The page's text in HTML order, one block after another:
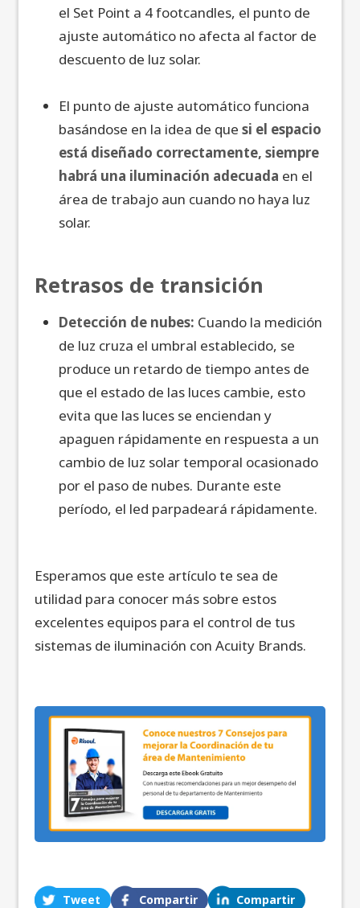
el Set Point a 4 footcandles, el punto de
ajuste automático no afecta al factor de
descuento de luz solar.
El punto de ajuste automático funciona
basándose en la idea de quesi el espacio
está diseñado correctamente, siempre
habrá una iluminación adecuada en el
área de trabajo aun cuando no haya luz
solar.
Retrasos de transición
Detección de nubes: Cuando la medición
de luz cruza el umbral establecido, se
produce un retardo de tiempo antes de
que el estado de las luces cambie, esto
evita que las luces se enciendan y
apaguen rápidamente en respuesta a un
cambio de luz solar temporal ocasionado
por el paso de nubes. Durante este
período, el led parpadeará rápidamente.
Esperamos que este artículo te sea de
utilidad para conocer más sobre estos
excelentes equipos para el control de tus
sistemas de iluminación con Acuity Brands.
Tweet Compartir Compartir